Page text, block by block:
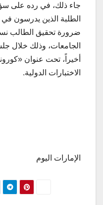
جاء ذلك، في رده على
الطلبة الذين يدرسون
ضرورة تحقيق الطالب
الجامعات، وذلك خلال
أخيراً، تحت عنوان
الاختبارات الدولية.
الإمارات اليوم